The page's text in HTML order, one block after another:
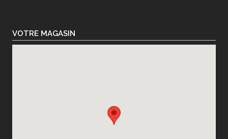
VOTRE MAGASIN